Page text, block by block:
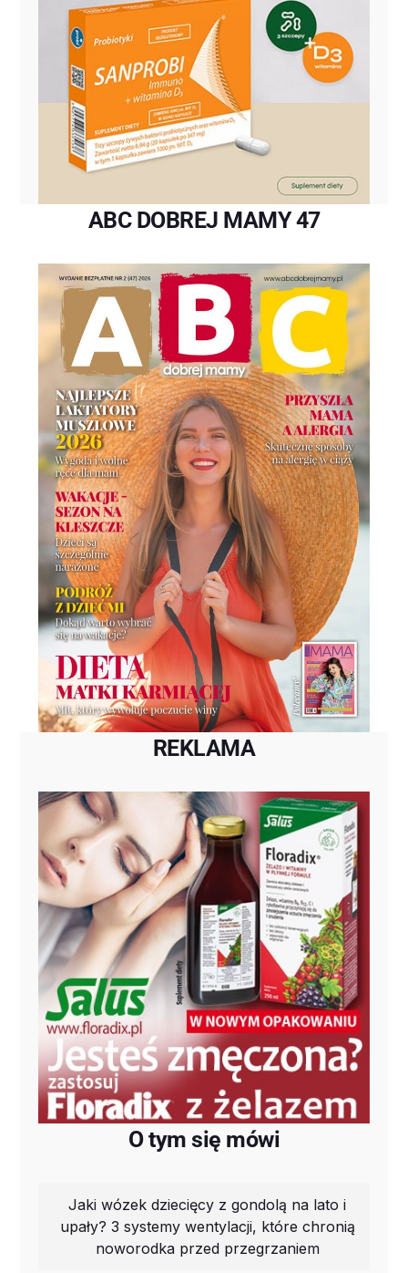
ABC DOBREJ MAMY 47
REKLAMA
O tym się mówi
Jaki wózek dziecięcy z gondolą na lato i
upały? 3 systemy wentylacji, które chronią
noworodka przed przegrzaniem